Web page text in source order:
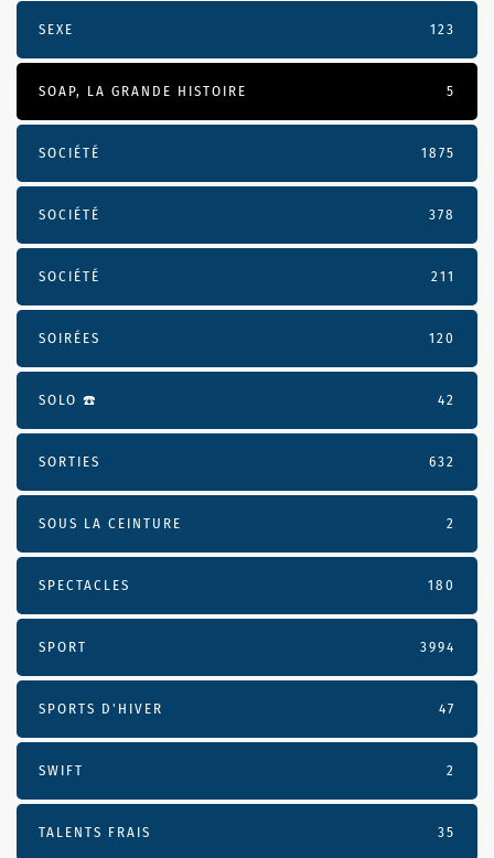
SEXE 123
SOAP, LA GRANDE HISTOIRE 5
SOCIÉTÉ 1875
SOCIÉTÉ 378
SOCIÉTÉ 211
SOIRÉES 120
SOLO ☎️ 42
SORTIES 632
SOUS LA CEINTURE 2
SPECTACLES 180
SPORT 3994
SPORTS D'HIVER 47
SWIFT 2
TALENTS FRAIS 35